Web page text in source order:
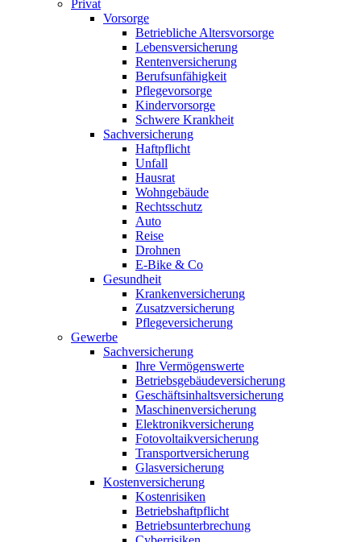
Privat
Vorsorge
Betriebliche Altersvorsorge
Lebensversicherung
Rentenversicherung
Berufsunfähigkeit
Pflegevorsorge
Kindervorsorge
Schwere Krankheit
Sachversicherung
Haftpflicht
Unfall
Hausrat
Wohngebäude
Rechtsschutz
Auto
Reise
Drohnen
E-Bike & Co
Gesundheit
Krankenversicherung
Zusatzversicherung
Pflegeversicherung
Gewerbe
Sachversicherung
Ihre Vermögenswerte
Betriebsgebäudeversicherung
Geschäftsinhaltsversicherung
Maschinenversicherung
Elektronikversicherung
Fotovoltaikversicherung
Transportversicherung
Glasversicherung
Kostenversicherung
Kostenrisiken
Betriebshaftpflicht
Betriebsunterbrechung